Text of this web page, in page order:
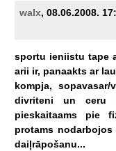
walx, 08.06.2008.
sportu ieniistu tape
arii ir, panaakts ar
kompja,
sopavasar/
divriteni
un ceru
pieskaitaams
pie
protams nodarbojos
daiļrāpošanu...